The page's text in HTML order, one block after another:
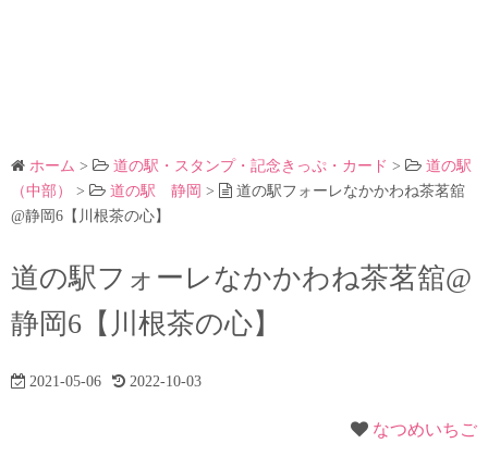
ホーム > 道の駅・スタンプ・記念きっぷ・カード >
道の駅
（中部）
> 道の駅 静岡 >
道の駅フォーレなかかわね茶茗舘
@静岡6【川根茶の心】
道の駅フォーレなかかわね茶茗舘@
静岡6【川根茶の心】
2021-05-06 2022-10-03
なつめいちご